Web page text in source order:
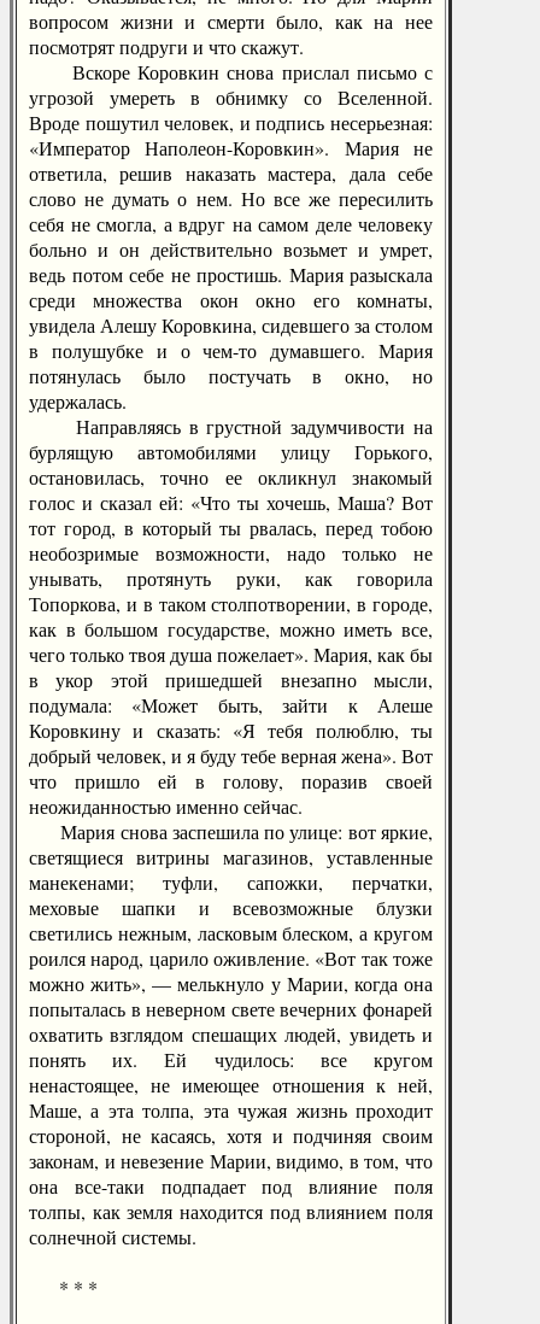
вопросом жизни и смерти было, как на нее
посмотрят подруги и что скажут.
Вскоре Коровкин снова прислал письмо с
угрозой умереть в обнимку со Вселенной.
Вроде пошутил человек, и подпись несерьезная:
«Император Наполеон-Коровкин». Мария не
ответила, решив наказать мастера, дала себе
слово не думать о нем. Но все же пересилить
себя не смогла, а вдруг на самом деле человеку
больно и он действительно возьмет и умрет,
ведь потом себе не простишь. Мария разыскала
среди множества окон окно его комнаты,
увидела Алешу Коровкина, сидевшего за столом
в полушубке и о чем-то думавшего. Мария
потянулась было постучать в окно, но
удержалась.
Направляясь в грустной задумчивости на
бурлящую автомобилями улицу Горького,
остановилась, точно ее окликнул знакомый
голос и сказал ей: «Что ты хочешь, Маша? Вот
тот город, в который ты рвалась, перед тобою
необозримые возможности, надо только не
унывать, протянуть руки, как говорила
Топоркова, и в таком столпотворении, в городе,
как в большом государстве, можно иметь все,
чего только твоя душа пожелает». Мария, как бы
в укор этой пришедшей внезапно мысли,
подумала: «Может быть, зайти к Алеше
Коровкину и сказать: «Я тебя полюблю, ты
добрый человек, и я буду тебе верная жена». Вот
что пришло ей в голову, поразив своей
неожиданностью именно сейчас.
Мария снова заспешила по улице: вот яркие,
светящиеся витрины магазинов, уставленные
манекенами; туфли, сапожки, перчатки,
меховые шапки и всевозможные блузки
светились нежным, ласковым блеском, а кругом
роился народ, царило оживление. «Вот так тоже
можно жить», — мелькнуло у Марии, когда она
попыталась в неверном свете вечерних фонарей
охватить взглядом спешащих людей, увидеть и
понять их. Ей чудилось: все кругом
ненастоящее, не имеющее отношения к ней,
Маше, а эта толпа, эта чужая жизнь проходит
стороной, не касаясь, хотя и подчиняя своим
законам, и невезение Марии, видимо, в том, что
она все-таки подпадает под влияние поля
толпы, как земля находится под влиянием поля
солнечной системы.
* * *